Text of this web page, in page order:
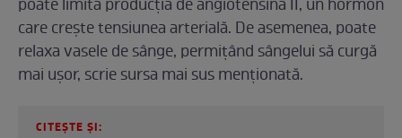
poate limita producția de angiotensină II, un hormon
care crește tensiunea arterială. De asemenea, poate
relaxa vasele de sânge, permițând sângelui să curgă
mai ușor, scrie sursa mai sus menționată.
CITEȘTE ȘI: